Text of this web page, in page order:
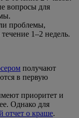
вопросы для
проблемы,
1–2 недель.
получают
в первую
приоритет и
Однако для
отчет о краше.